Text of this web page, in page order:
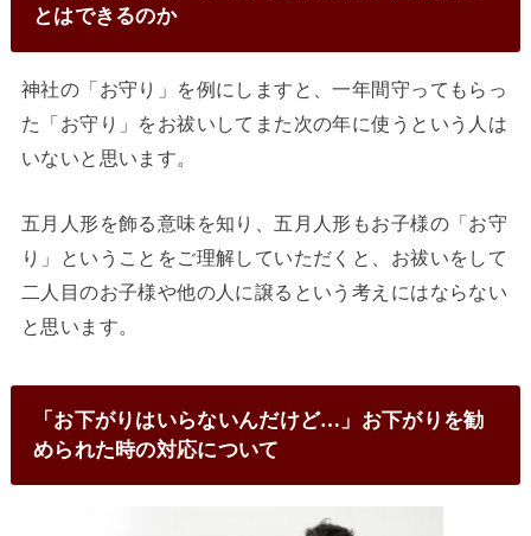
とはできるのか
神社の「お守り」を例にしますと、一年間守ってもらっ
た「お守り」をお祓いしてまた次の年に使うという人は
いないと思います。
五月人形を飾る意味を知り、五月人形もお子様の「お守
り」ということをご理解していただくと、お祓いをして
二人目のお子様や他の人に譲るという考えにはならない
と思います。
「お下がりはいらないんだけど…」お下がりを勧
められた時の対応について